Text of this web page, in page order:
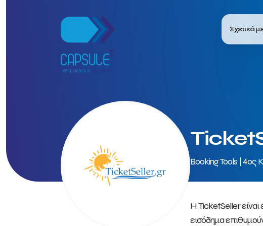
Σχετικά
Booking Tools | 4ος
Η TicketSeller είναι
εισόδημα